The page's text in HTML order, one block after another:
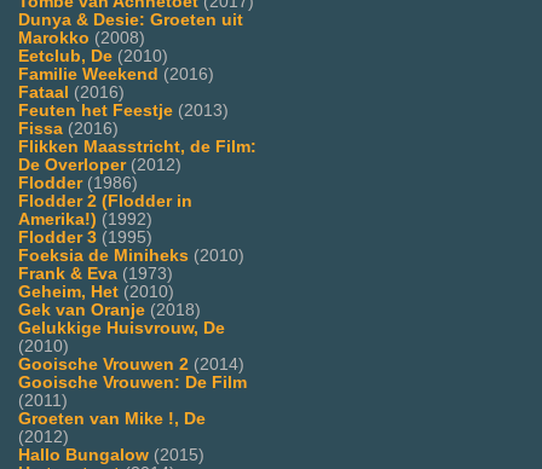
Dunya & Desie: Groeten uit
Marokko (2008)
Eetclub, De (2010)
Familie Weekend (2016)
Fataal (2016)
Feuten het Feestje (2013)
Fissa (2016)
Flikken Maasstricht, de Film:
De Overloper(2012)
Flodder(1986)
Flodder 2 (Flodder in
Amerika!) (1992)
Flodder 3 (1995)
Foeksia de Miniheks (2010)
Frank & Eva (1973)
Geheim, Het (2010)
Gek van Oranje (2018)
Gelukkige Huisvrouw, De
(2010)
Gooische Vrouwen 2 (2014)
Gooische Vrouwen: De Film
(2011)
Groeten van Mike !, De
(2012)
Hallo Bungalow (2015)